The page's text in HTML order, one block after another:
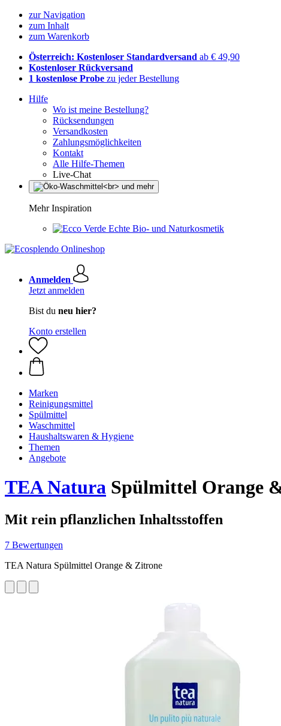
zur Navigation
zum Inhalt
zum Warenkorb
Österreich: Kostenloser Standardversand ab € 49,90
Kostenloser Rückversand
1 kostenlose Probe zu jeder Bestellung
Hilfe
Wo ist meine Bestellung?
Rücksendungen
Versandkosten
Zahlungsmöglichkeiten
Kontakt
Alle Hilfe-Themen
Live-Chat
Mehr Inspiration
Echte Bio- und Naturkosmetik
Anmelden
Jetzt anmelden
Bist du neu hier?
Konto erstellen
Marken
Reinigungsmittel
Spülmittel
Waschmittel
Haushaltswaren & Hygiene
Themen
Angebote
TEA Natura Spülmittel Orange
Mit rein pflanzlichen Inhaltsstoffen
7 Bewertungen
TEA Natura Spülmittel Orange & Zitrone